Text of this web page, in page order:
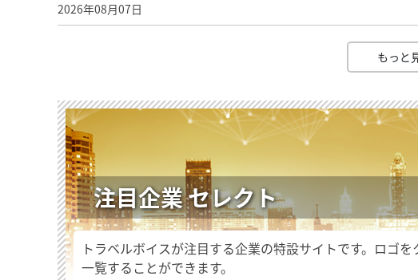
2026年08月07日
もっと
注目企業 セレクト
トラベルボイスが注目する企業の特設サイトです。ロゴ
一覧することができます。